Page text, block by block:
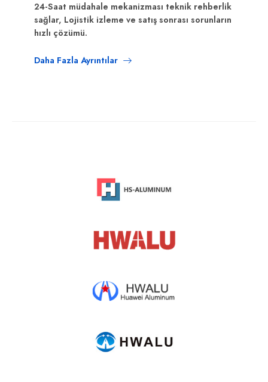
24-Saat müdahale mekanizması teknik rehberlik
sağlar, Lojistik izleme ve satış sonrası sorunların
hızlı çözümü.
Daha Fazla Ayrıntılar